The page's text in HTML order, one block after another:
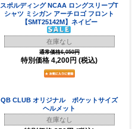
スポルディング NCAA ロングスリーブT
シャツ ミシガン アーチロゴ フロント
【SMT25142M】ネイビー
在庫なし
通常価格6,050円
特別価格 4,200円 (税込)